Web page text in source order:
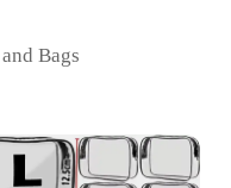
Bags
and Lightweight